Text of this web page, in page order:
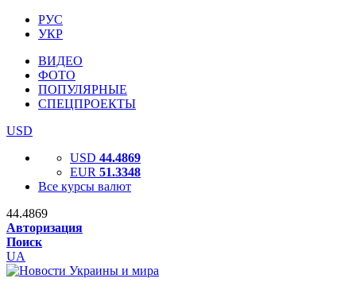
РУС
УКР
ВИДЕО
ФОТО
ПОПУЛЯРНЫЕ
СПЕЦПРОЕКТЫ
USD
USD 44.4869
EUR 51.3348
Все курсы валют
44.4869
Авторизация
Поиск
UA